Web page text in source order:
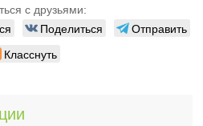
с друзьями:
Поделиться
Отправить
Класснуть